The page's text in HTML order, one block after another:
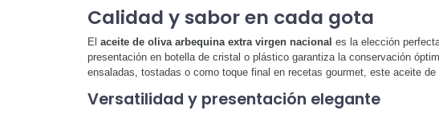
Calidad y sabor en cada gota
El aceite de oliva arbequina extra virgen nacional es la elección
presentación en botella de cristal o plástico garantiza la conservación
ensaladas, tostadas o como toque final en recetas gourmet, este aceite
Versatilidad y presentación elegante